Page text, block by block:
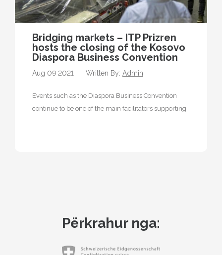
Bridging markets – ITP Prizren
hosts the closing of the Kosovo
Diaspora Business Convention
Aug 09 2021 Written By: Admin
Events such as the Diaspora Business Convention
continue to be one of the main facilitators supporting
Përkrahur nga: